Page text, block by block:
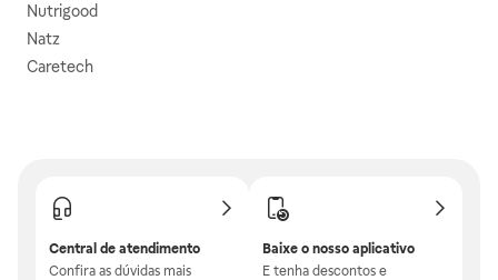
Nutrigood
Natz
Caretech
Central de atendimento
Confira as dúvidas mais
Baixe o nosso aplicativo
E tenha descontos e